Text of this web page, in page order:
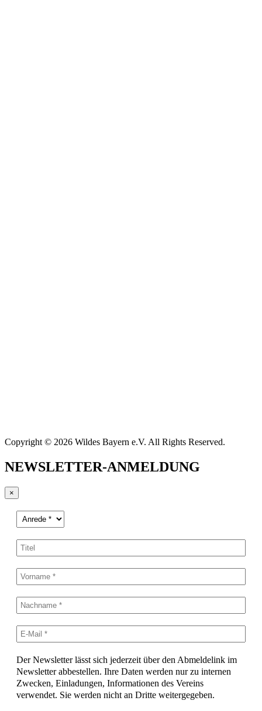
Copyright © 2026 Wildes Bayern e.V. All Rights Reserved.
NEWSLETTER-ANMELDUNG
×
Der Newsletter lässt sich jederzeit über den Abmeldelink im
Newsletter abbestellen. Ihre Daten werden nur zu internen
Zwecken, Einladungen, Informationen des Vereins
verwendet. Sie werden nicht an Dritte weitergegeben.